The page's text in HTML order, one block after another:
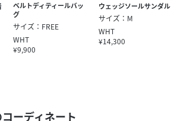
ベルトディティールバッ
グ
サイズ：FREE
WHT
¥9,900
ウェッジソールサンダル
サイズ：M
WHT
¥14,300
ーディネート